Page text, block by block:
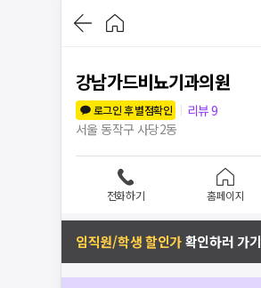
강남가드비뇨기과의원
로그인 후 별점확인
리뷰9
서울 동작구 사당2동
전화하기 홈페이지
임직원/학생 할인가확인하러 가